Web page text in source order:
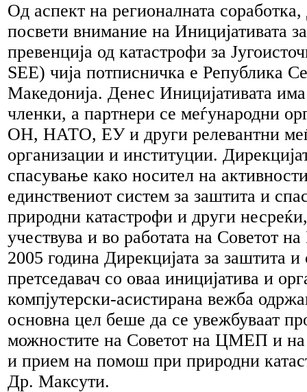
Од аспект на регионалната
посвети внимание на Иницијативата
превенција од катастрофи за
SEE) чија потписничка е Република
Македонија. Денес Иницијативата
членки, а партнери се меѓународни
ОН, НАТО, ЕУ и други релевантни
организации и институции.
спасување како носител на
единствениот систем за заштита и
природни катастрофи и други
учествува и во работата на Советот
2005 година Дирекцијата за заштита
претседавач со оваа иницијатива и
компјутерски-асистирана вежба
основна цел беше да се увежбуваат
можностите на Советот на ЦМЕП и
и прием на помош при природни
Др. Максути.